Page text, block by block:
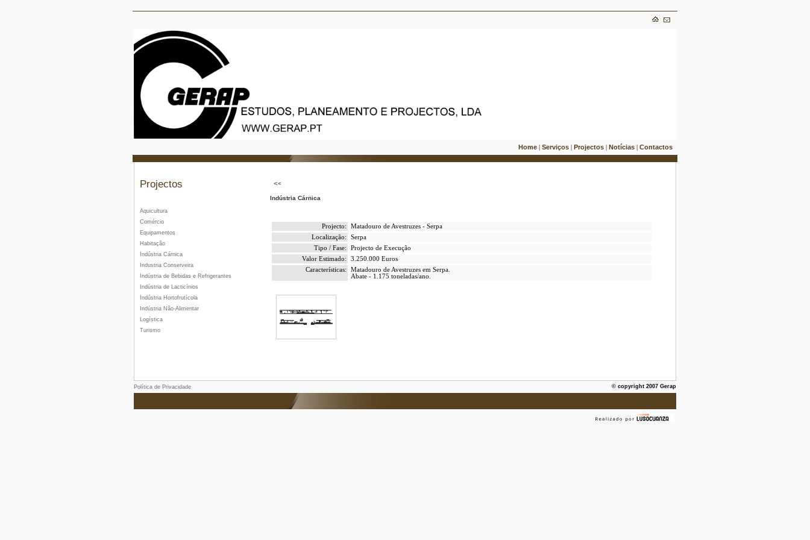
Home Serviços Projectos Notícias Contactos
Projectos
Aquicultura
Comércio
Equipamentos
Habitação
Indústria Cárnica
Industria Conserveira
Indústria de Bebidas e Refrigerantes
Indústria de Lacticínios
Indústria Hortofrutícola
Indústria Não-Alimentar
Logística
Turismo
Indústria Cárnica
Projecto:
Matadouro de Avestruzes - Serpa
Localização:
Serpa
Tipo / Fase:
Projecto de Execução
Valor Estimado:
3.250.000 Euros
Características:
Matadouro de Avestruzes em Serpa.
Abate - 1.175 toneladas/ano.
Política de Privacidade © copyright 2007 Gerap